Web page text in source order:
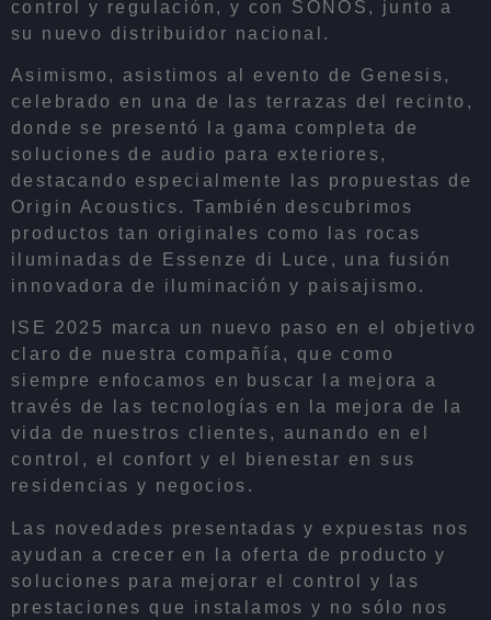
control y regulación, y con SONOS, junto a
su nuevo distribuidor nacional.
Asimismo, asistimos al evento de Genesis,
celebrado en una de las terrazas del recinto,
donde se presentó la gama completa de
soluciones de audio para exteriores,
destacando especialmente las propuestas de
Origin Acoustics. También descubrimos
productos tan originales como las rocas
iluminadas de Essenze di Luce, una fusión
innovadora de iluminación y paisajismo.
ISE 2025 marca un nuevo paso en el objetivo
claro de nuestra compañía, que como
siempre enfocamos en buscar la mejora a
través de las tecnologías en la mejora de la
vida de nuestros clientes, aunando en el
control, el confort y el bienestar en sus
residencias y negocios.
Las novedades presentadas y expuestas nos
ayudan a crecer en la oferta de producto y
soluciones para mejorar el control y las
prestaciones que instalamos y no sólo nos